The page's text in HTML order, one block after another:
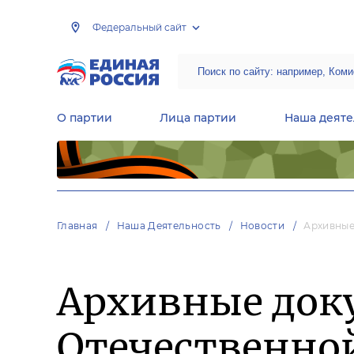
Федеральный сайт
О партии Лица партии Наша
Главная Наша Деятельность Новости
Архивные